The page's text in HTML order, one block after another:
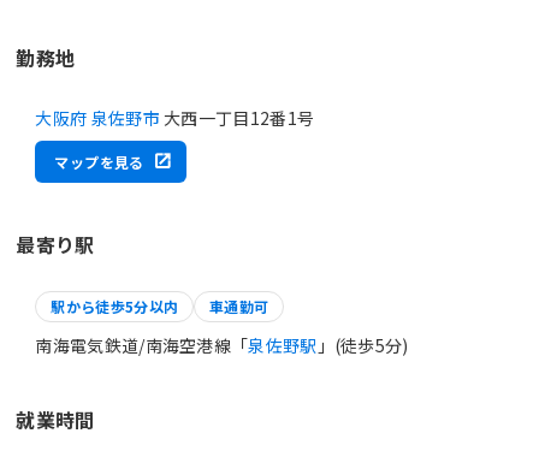
勤務地
大阪府 泉佐野市 大西一丁目12番1号
マップを見る
最寄り駅
駅から徒歩5分以内 車通勤可
南海電気鉄道/南海空港線「泉佐野駅 」(徒歩5分)
就業時間